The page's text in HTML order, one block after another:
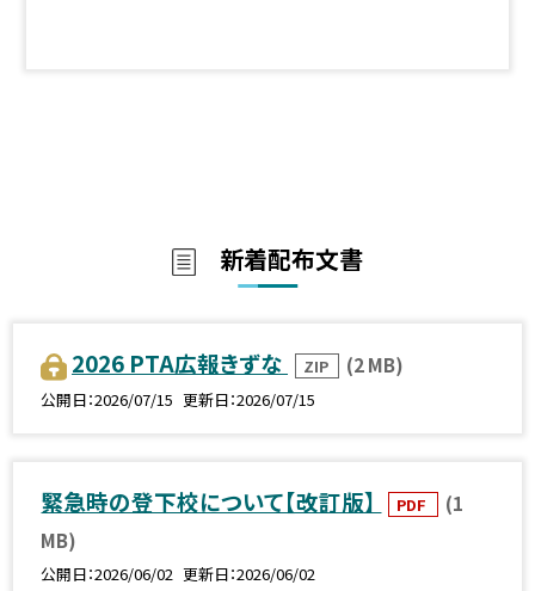
新着配布文書
2026 PTA広報きずな ZIP (2 MB)
公開日 2026/07/15 更新日 2026/07/15
緊急時の登下校について【改訂版】 PDF
(1
MB)
公開日 2026/06/02 更新日 2026/06/02